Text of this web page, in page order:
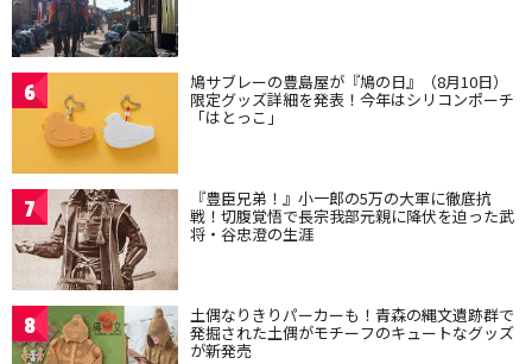
6 鳩サブレーの豊島屋が『鳩の日』（8月10日）
限定グッズ詳細を発表！今年はシリコンポーチ
「はとっこ」
7 『豊臣兄弟！』小一郎の5万の大軍に徹底抗
戦！切腹覚悟で長宗我部元親に降伏を迫った武
将・谷忠澄の生涯
8 土偶なりきりパーカーも！青森の縄文遺跡群で
発掘された土偶がモチーフのキュートなグッズ
が新発売